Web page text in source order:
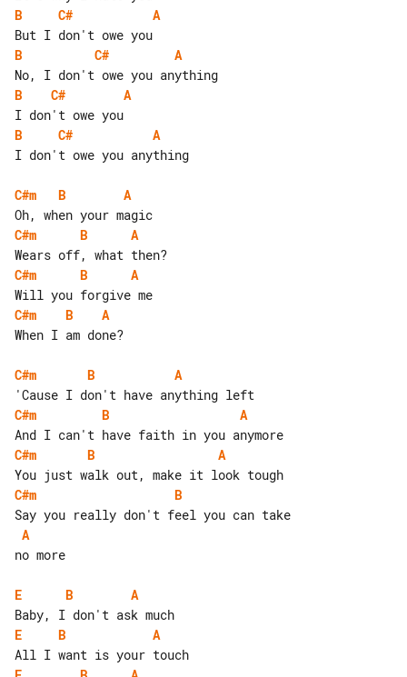
B
C#
A
B
C#
A
B
C#
A
B
C#
A
I don't owe you anything
C#m B
A
C#m
B
A
C#m
B
A
C#m
B
A
When I am done?
C#m B
A
C#m
B
A
C#m
B
A
C#m
B
A
no more
E B
A
E
B
A